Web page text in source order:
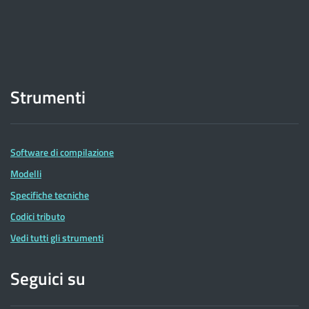
Strumenti
Software di compilazione
Modelli
Specifiche tecniche
Codici tributo
Vedi tutti gli strumenti
Seguici su